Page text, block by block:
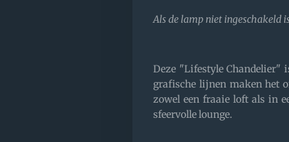
Als de lamp niet ingeschakeld
Deze "Lifestyle Chandelier"
grafische lijnen maken het
zowel een fraaie loft als in
sfeervolle lounge.